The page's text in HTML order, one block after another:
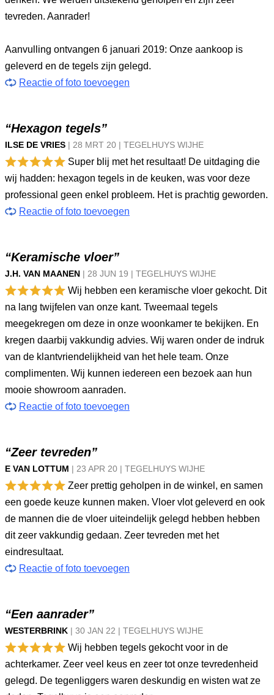
tevreden. Aanrader!
Aanvulling ontvangen 6 januari 2019: Onze aankoop is
geleverd en de tegels zijn gelegd.
Reactie of foto toevoegen
“Hexagon tegels”
ILSE DE VRIES | 28 MRT 20 | TEGELHUYS WIJHE
Super blij met het resultaat! De uitdaging die
wij hadden: hexagon tegels in de keuken, was voor deze
professional geen enkel probleem. Het is prachtig geworden.
Reactie of foto toevoegen
“Keramische vloer”
J.H. VAN MAANEN | 28 JUN 19 | TEGELHUYS WIJHE
Wij hebben een keramische vloer gekocht. Dit
na lang twijfelen van onze kant. Tweemaal tegels
meegekregen om deze in onze woonkamer te bekijken. En
kregen daarbij vakkundig advies. Wij waren onder de indruk
van de klantvriendelijkheid van het hele team. Onze
complimenten. Wij kunnen iedereen een bezoek aan hun
mooie showroom aanraden.
Reactie of foto toevoegen
“Zeer tevreden”
E VAN LOTTUM | 23 APR 20 | TEGELHUYS WIJHE
Zeer prettig geholpen in de winkel, en samen
een goede keuze kunnen maken. Vloer vlot geleverd en ook
de mannen die de vloer uiteindelijk gelegd hebben hebben
dit zeer vakkundig gedaan. Zeer tevreden met het
eindresultaat.
Reactie of foto toevoegen
“Een aanrader”
WESTERBRINK | 30 JAN 22 | TEGELHUYS WIJHE
Wij hebben tegels gekocht voor in de
achterkamer. Zeer veel keus en zeer tot onze tevredenheid
gelegd. De tegenliggers waren deskundig en wisten wat ze